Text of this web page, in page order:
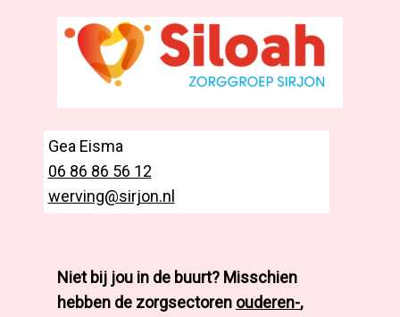
Gea Eisma
06 86 86 56 12
werving@sirjon.nl
Niet bij jou in de buurt? Misschien
hebben de zorgsectoren ouderen-,